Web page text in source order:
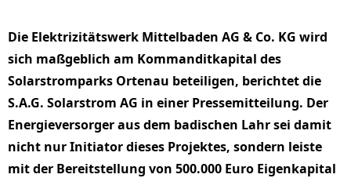
Die Elektrizitätswerk Mittelbaden AG & Co. KG wird
sich maßgeblich am Kommanditkapital des
Solarstromparks Ortenau beteiligen, berichtet die
S.A.G. Solarstrom AG in einer Pressemitteilung. Der
Energieversorger aus dem badischen Lahr sei damit
nicht nur Initiator dieses Projektes, sondern leiste
mit der Bereitstellung von 500.000 Euro Eigenkapital